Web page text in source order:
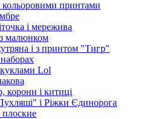
кольоровими принтами
і мережива
малюнком
і з принтом "Тигр"
Lol
корони і китиці
і Ріжки Єдинорога